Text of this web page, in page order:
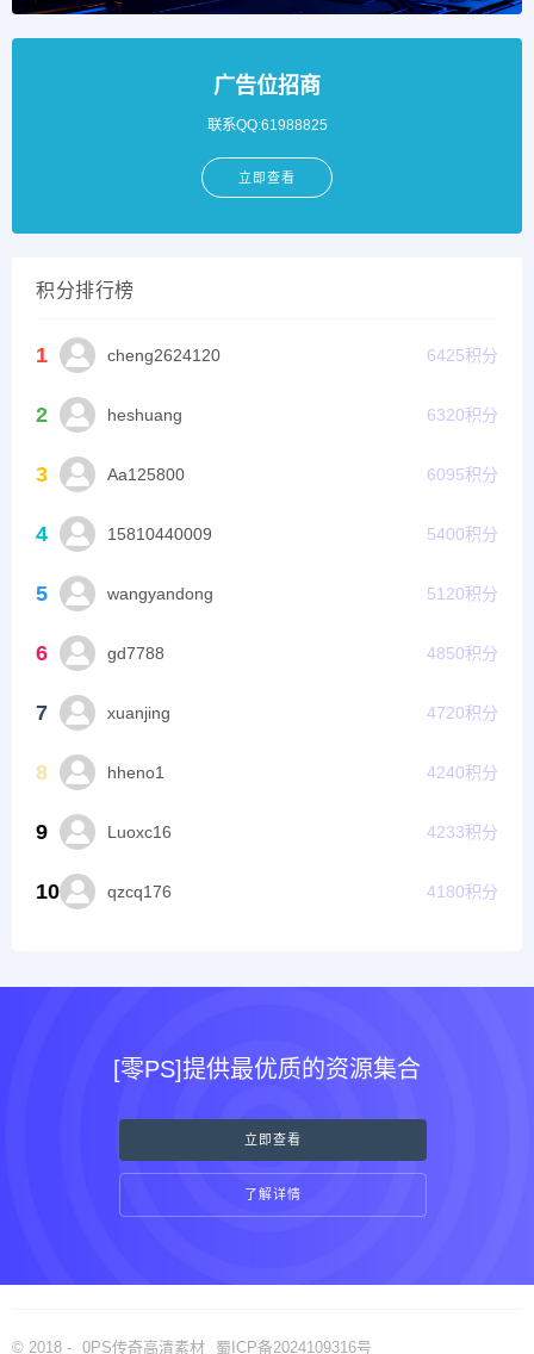
广告位招商
联系QQ:61988825
立即查看
积分排行榜
1 cheng2624120 6425积分
2 heshuang 6320积分
3 Aa125800 6095积分
4 15810440009 5400积分
5 wangyandong 5120积分
6 gd7788 4850积分
7 xuanjing 4720积分
8 hheno1 4240积分
9 Luoxc16 4233积分
10 qzcq176 4180积分
[零PS]提供最优质的资源集合
立即查看
了解详情
© 2018 - 0PS传奇高清素材 蜀ICP备2024109316号